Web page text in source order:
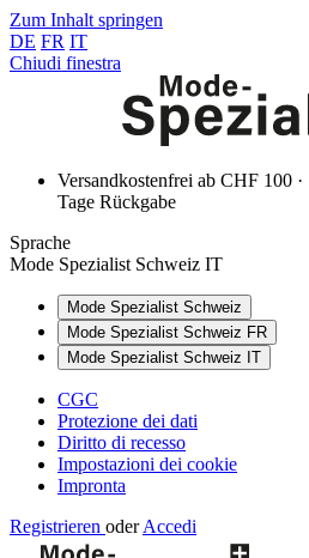
Zum Inhalt springen
DE FR IT
Chiudi finestra
Versandkostenfrei ab CHF 100
Tage Rückgabe
Sprache
Mode Spezialist Schweiz IT
Mode Spezialist Schweiz
Mode Spezialist Schweiz FR
Mode Spezialist Schweiz IT
CGC
Protezione dei dati
Diritto di recesso
Impostazioni dei cookie
Impronta
Registrieren oder Accedi